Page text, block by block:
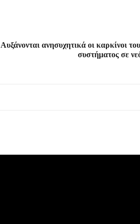
Αυξάνονται ανησυχητικά οι καρκίνοι
συστήματος σε